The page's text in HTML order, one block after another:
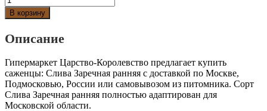
Слива
Заречная
В корзину
Описание
Гипермаркет Царство-Королевство предлагает купить
саженцы: Слива Заречная ранняя с доставкой по Москве,
Подмосковью, России или самовывозом из питомника. Сорт
Слива Заречная ранняя полностью адаптирован для
Московской области.